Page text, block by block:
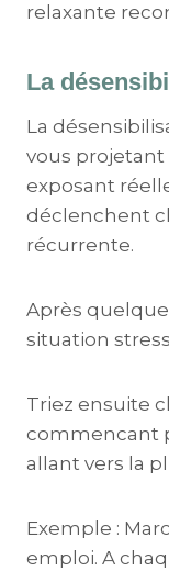
relaxante
La
La
vous
exposant
déclenchent
récurrente.
Après
situation
Triez ensuite
commencant
allant vers la
Exemple :
emploi. A